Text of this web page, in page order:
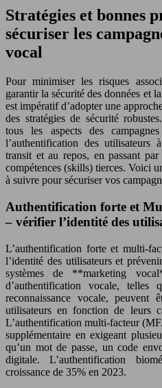
Stratégies et bonnes
sécuriser les
vocal
Pour minimiser les risques
garantir la sécurité des données et
est impératif d’adopter une
des stratégies de sécurité
tous les aspects des
l’authentification des utilisateurs
transit et au repos, en passant
compétences (skills) tierces. Voici
à suivre pour sécuriser vos
Authentification forte et
– vérifier l’identité des
L’authentification forte et multi-
l’identité des utilisateurs et
systèmes de **marketing
d’authentification vocale,
reconnaissance vocale, peuvent
utilisateurs en fonction de leurs
L’authentification multi-facteur
supplémentaire en exigeant
qu’un mot de passe, un code
digitale. L’authentification
croissance de 35% en 2023.